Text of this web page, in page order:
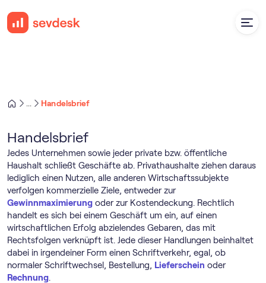
Handelsbrief
Handelsbrief
Jedes Unternehmen sowie jeder private bzw. öffentliche
Haushalt schließt Geschäfte ab. Privathaushalte ziehen daraus
lediglich einen Nutzen, alle anderen Wirtschaftssubjekte
verfolgen kommerzielle Ziele, entweder zur
Gewinnmaximierung oder zur Kostendeckung. Rechtlich
handelt es sich bei einem Geschäft um ein, auf einen
wirtschaftlichen Erfolg abzielendes Gebaren, das mit
Rechtsfolgen verknüpft ist. Jede dieser Handlungen beinhaltet
dabei in irgendeiner Form einen Schriftverkehr, egal, ob
normaler Schriftwechsel, Bestellung, Lieferschein oder
Rechnung.